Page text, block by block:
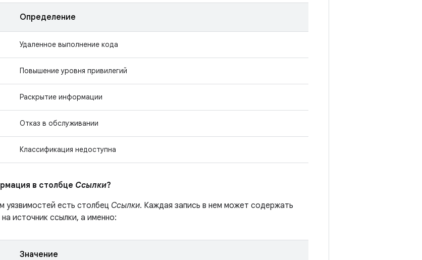
Определение
Удаленное выполнение кода
Повышение уровня привилегий
Раскрытие информации
Отказ в обслуживании
Классификация недоступна
в столбце Ссылки?
уязвимостей есть столбец Ссылки. Каждая запись в нем может содержать
источник ссылки, а именно:
Значение